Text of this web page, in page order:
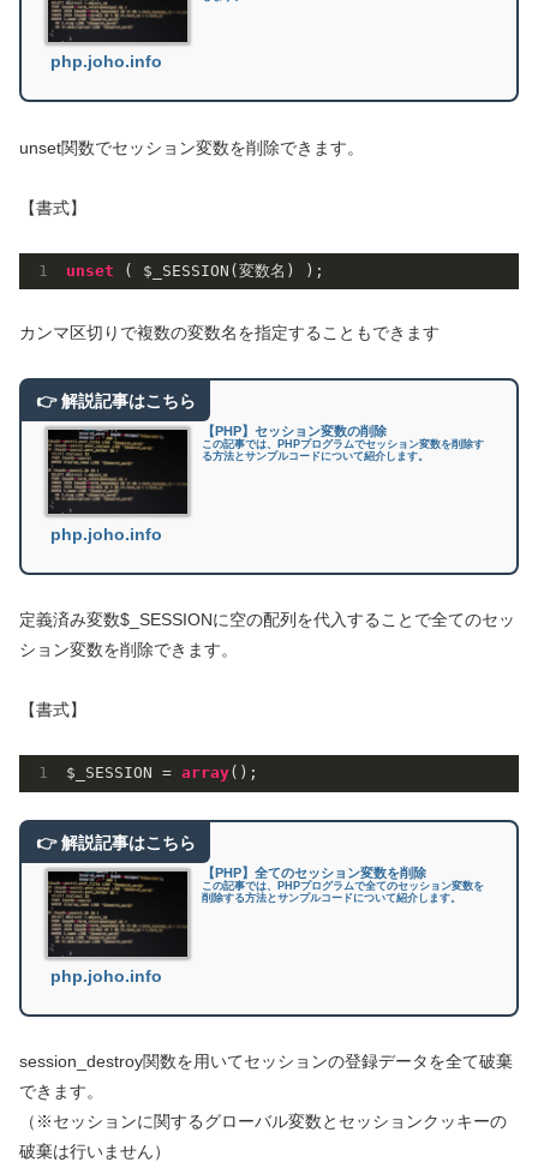
php.joho.info
unset関数でセッション変数を削除できます。
【書式】
unset
カンマ区切りで複数の変数名を指定することもできます
【PHP】セッション変数の削除
この記事では、PHPプログラムでセッション変数を削除す
る方法とサンプルコードについて紹介します。
php.joho.info
定義済み変数$_SESSIONに空の配列を代入することで全てのセッ
ション変数を削除できます。
【書式】
$_SESSION = array
【PHP】全てのセッション変数を削除
この記事では、PHPプログラムで全てのセッション変数を
削除する方法とサンプルコードについて紹介します。
php.joho.info
session_destroy関数を用いてセッションの登録データを全て破棄
できます。
（※セッションに関するグローバル変数とセッションクッキーの
破棄は行いません）